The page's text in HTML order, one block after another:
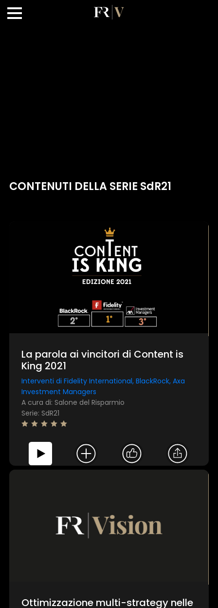
CONTENUTI DELLA SERIE SdR21
La parola ai vincitori di Content is
King 2021
Interventi di Fidelity International, BlackRock, Axa
Investment Managers
A cura di: Salone del Risparmio
Serie: SdR21
Ottimizzazione multi-strategy nelle